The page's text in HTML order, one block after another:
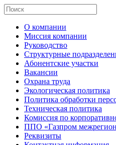
О компании
Миссия компании
Руководство
Структурные
Абонентские участки
Вакансии
Охрана труда
Экологическая политика
Политика обработки
Техническая политика
Комиссия по
ППО «Газпром
Реквизиты